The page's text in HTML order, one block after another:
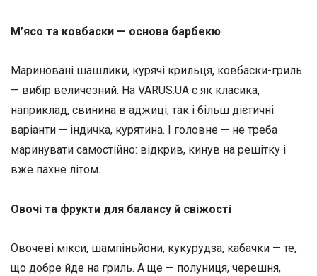
М’ясо та ковбаски — основа барбекю
Мариновані шашлики, курячі крильця, ковбаски-гриль
— вибір величезний. На VARUS.UA є як класика,
наприклад, свинина в аджиці, так і більш дієтичні
варіанти — індичка, курятина. І головне — не треба
маринувати самостійно: відкрив, кинув на решітку і
вже пахне літом.
Овочі та фрукти для балансу й свіжості
Овочеві мікси, шампіньйони, кукурудза, кабачки — те,
що добре йде на гриль. А ще — полуниця, черешня,